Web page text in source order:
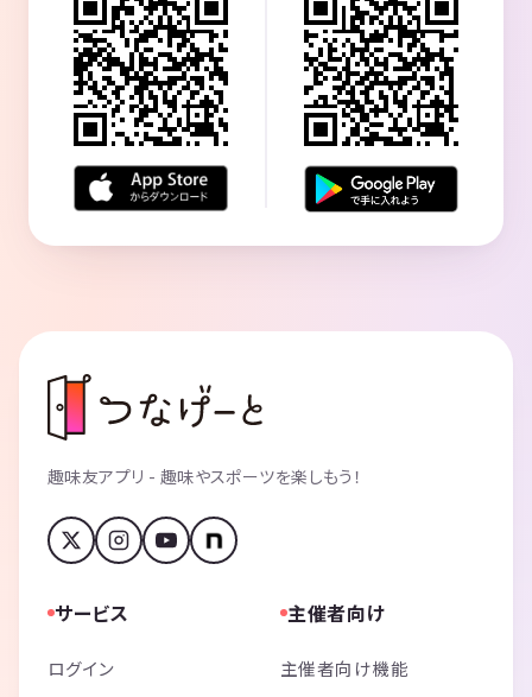
趣味友アプリ - 趣味やスポーツを楽しもう！
サービス
ログイン
主催者向け
主催者向け機能